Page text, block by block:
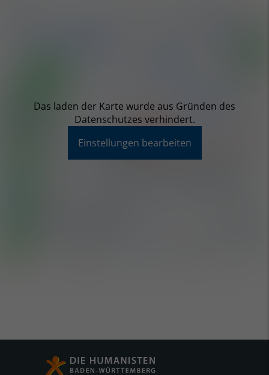
Das laden der Karte wurde aus Gründen des
Datenschutzes verhindert.
Einstellungen bearbeiten